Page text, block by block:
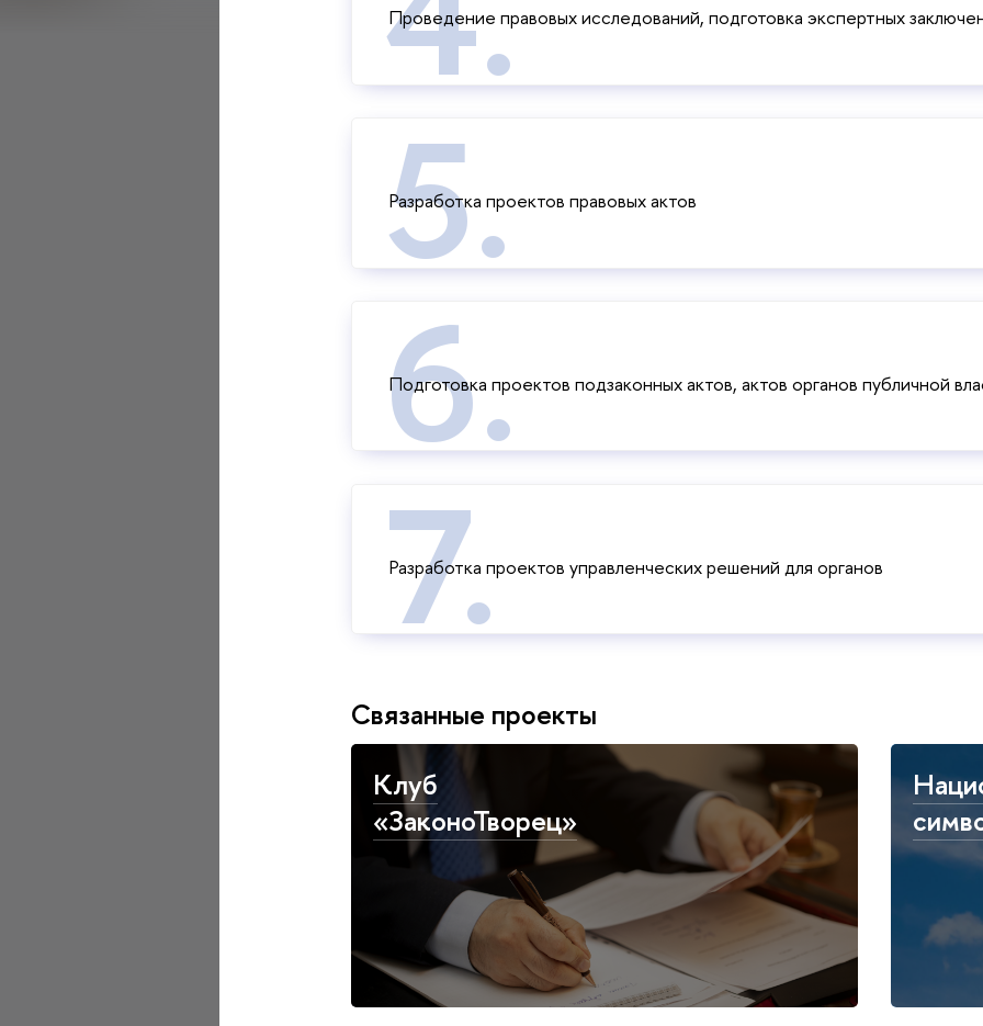
Проведение правовых исследований, подготовка экспертных
Разработка проектов правовых актов
Подготовка проектов подзаконных актов, актов органов публичной
Разработка проектов управленческих решений для органов
Связанные проекты
Клуб
«ЗаконоТворец»